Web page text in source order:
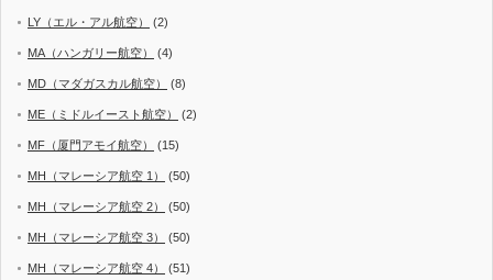
LY（エル・アル航空） (2)
MA（ハンガリー航空） (4)
MD（マダガスカル航空） (8)
ME（ミドルイースト航空） (2)
MF（厦門アモイ航空） (15)
MH（マレーシア航空 1） (50)
MH（マレーシア航空 2） (50)
MH（マレーシア航空 3） (50)
MH（マレーシア航空 4） (51)